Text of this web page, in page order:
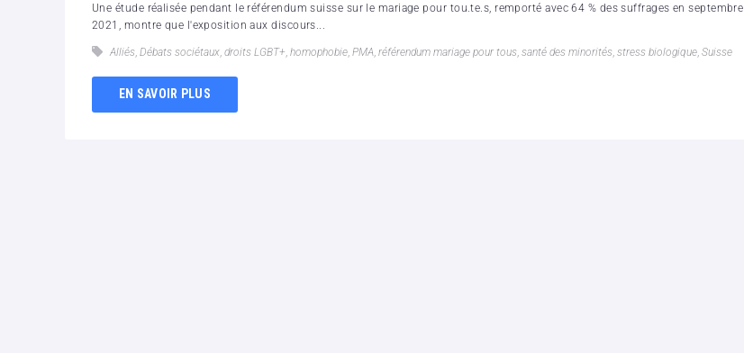
Une étude réalisée pendant le référendum suisse sur le mariage pour tou.te.s, remporté avec 64 % des suffrages en septembre
2021, montre que l'exposition aux discours...
Alliés, Débats sociétaux, droits LGBT+, homophobie, PMA, référendum mariage pour tous, santé des minorités, stress biologique, Suisse
EN SAVOIR PLUS